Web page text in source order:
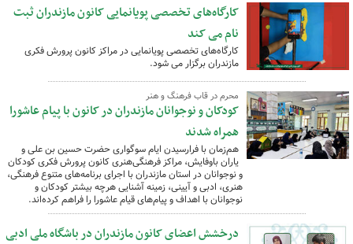
کارگاه‌های تخصصی پویانمایی کانون مازندران ثبت
نام می کند
کارگاه‌های تخصصی پویانمایی در مراکز کانون پرورش فکری
مازندران برگزار می شود.
محرم در قاب فرهنگ و هنر
کودکان و نوجوانان مازندران در کانون با پیام عاشورا
همراه شدند
هم‌زمان با فرارسیدن ایام سوگواری حضرت حسین بن علی و
یاران باوفایش، مراکز فرهنگی‌هنری کانون پرورش فکری کودکان
و نوجوانان در استان مازندران با اجرای برنامه‌های متنوع فرهنگی،
هنری، ادبی و آیینی، زمینه آشنایی هرچه بیشتر کودکان و
نوجوانان با اهداف و پیام‌های قیام عاشورا را فراهم کرده‌اند.
درخشش اعضای کانون مازندران در باشگاه ملی ادبی